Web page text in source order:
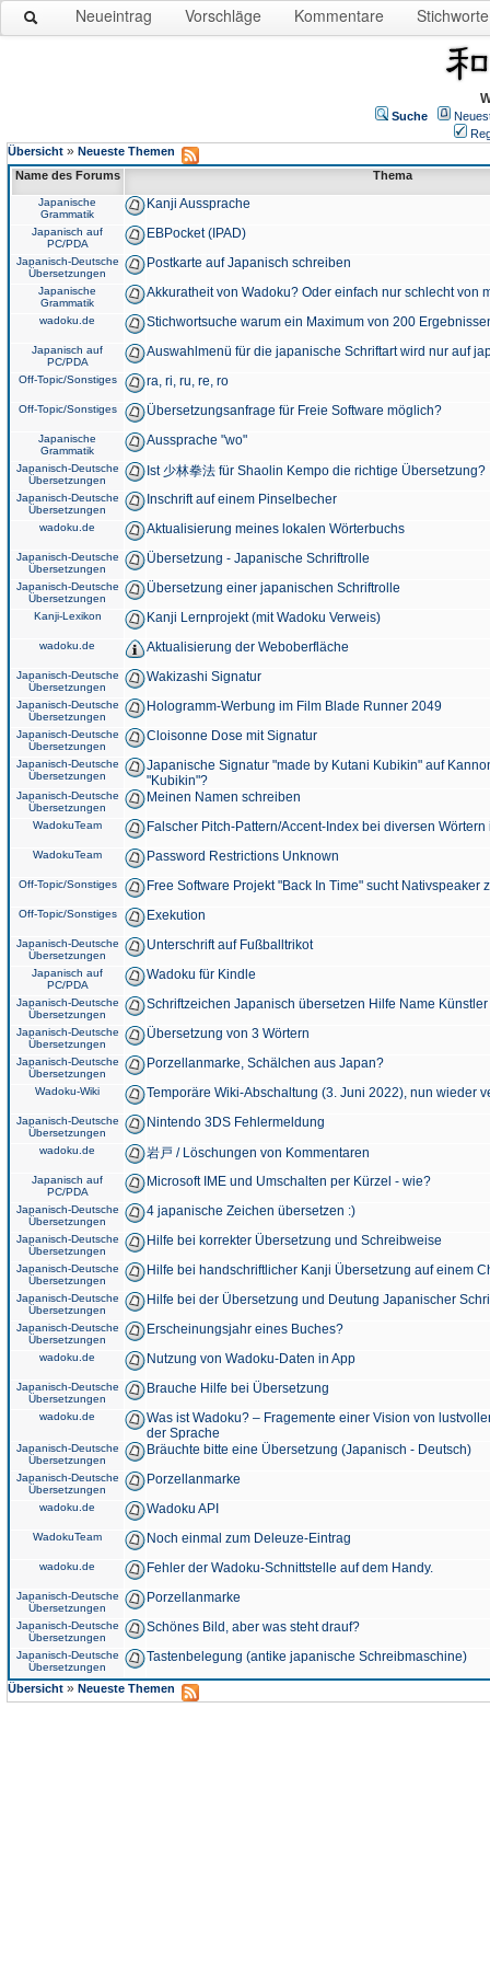
Neueintrag Vorschläge Kommentare Stichworte
Suche
Übersicht » Neueste Themen
Name des Forums
Thema
Japanische
Grammatik
Kanji Aussprache
Japanisch auf
PC/PDA
EBPocket (IPAD)
Japanisch-Deutsche
Übersetzungen
Postkarte auf Japanisch schreiben
Japanische
Grammatik
Akkuratheit von Wadoku? Oder einfach nur schlecht von
wadoku.de Stichwortsuche warum ein Maximum von 200
Japanisch auf
PC/PDA
Auswahlmenü für die japanische Schriftart wird nur auf
Off-Topic/Sonstiges ra, ri, ru, re, ro
Off-Topic/Sonstiges Übersetzungsanfrage für Freie Software möglich?
Japanische
Grammatik
Aussprache "wo"
Japanisch-Deutsche
Übersetzungen
Ist 少林拳法 für Shaolin Kempo die richtige Übersetzung?
Japanisch-Deutsche
Übersetzungen
Inschrift auf einem Pinselbecher
wadoku.de Aktualisierung meines lokalen Wörterbuchs
Japanisch-Deutsche
Übersetzungen
Übersetzung - Japanische Schriftrolle
Japanisch-Deutsche
Übersetzungen
Übersetzung einer japanischen Schriftrolle
Kanji-Lexikon Kanji Lernprojekt (mit Wadoku Verweis)
wadoku.de Aktualisierung der Weboberfläche
Japanisch-Deutsche
Übersetzungen
Wakizashi Signatur
Japanisch-Deutsche
Übersetzungen
Hologramm-Werbung im Film Blade Runner 2049
Japanisch-Deutsche
Übersetzungen
Cloisonne Dose mit Signatur
Japanisch-Deutsche
Übersetzungen
Japanische Signatur "made by Kutani Kubikin" auf
"Kubikin"?
Japanisch-Deutsche
Übersetzungen
Meinen Namen schreiben
WadokuTeam Falscher Pitch-Pattern/Accent-Index bei diversen
WadokuTeam Password Restrictions Unknown
Off-Topic/Sonstiges Free Software Projekt "Back In Time" sucht Nativspeaker
Off-Topic/Sonstiges Exekution
Japanisch-Deutsche
Übersetzungen
Unterschrift auf Fußballtrikot
Japanisch auf
PC/PDA
Wadoku für Kindle
Japanisch-Deutsche
Übersetzungen
Schriftzeichen Japanisch übersetzen Hilfe Name
Japanisch-Deutsche
Übersetzungen
Übersetzung von 3 Wörtern
Japanisch-Deutsche
Übersetzungen
Porzellanmarke, Schälchen aus Japan?
Wadoku-Wiki Temporäre Wiki-Abschaltung (3. Juni 2022), nun wieder
Japanisch-Deutsche
Übersetzungen
Nintendo 3DS Fehlermeldung
wadoku.de 岩戸 / Löschungen von Kommentaren
Japanisch auf
PC/PDA
Microsoft IME und Umschalten per Kürzel - wie?
Japanisch-Deutsche
Übersetzungen
4 japanische Zeichen übersetzen :)
Japanisch-Deutsche
Übersetzungen
Hilfe bei korrekter Übersetzung und Schreibweise
Japanisch-Deutsche
Übersetzungen
Hilfe bei handschriftlicher Kanji Übersetzung auf einem
Japanisch-Deutsche
Übersetzungen
Hilfe bei der Übersetzung und Deutung Japanischer
Japanisch-Deutsche
Übersetzungen
Erscheinungsjahr eines Buches?
wadoku.de Nutzung von Wadoku-Daten in App
Japanisch-Deutsche
Übersetzungen
Brauche Hilfe bei Übersetzung
wadoku.de
Was ist Wadoku? – Fragemente einer Vision von
der Sprache
Japanisch-Deutsche
Übersetzungen
Bräuchte bitte eine Übersetzung (Japanisch - Deutsch)
Japanisch-Deutsche
Übersetzungen
Porzellanmarke
wadoku.de Wadoku API
WadokuTeam Noch einmal zum Deleuze-Eintrag
wadoku.de Fehler der Wadoku-Schnittstelle auf dem Handy.
Japanisch-Deutsche
Übersetzungen
Porzellanmarke
Japanisch-Deutsche
Übersetzungen
Schönes Bild, aber was steht drauf?
Japanisch-Deutsche
Übersetzungen
Tastenbelegung (antike japanische Schreibmaschine)
Übersicht » Neueste Themen